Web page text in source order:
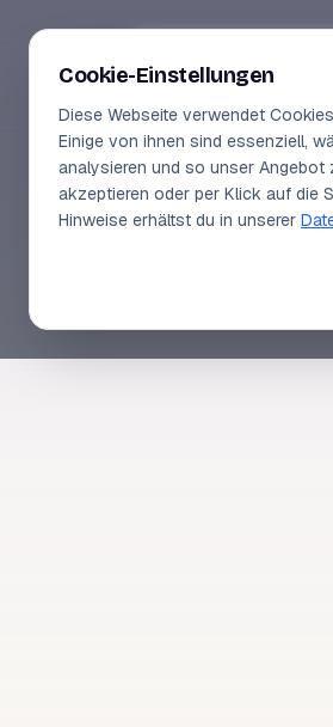
Cookie-Einstellungen
Diese Webseite verwendet
Einige von ihnen sind essenziell,
analysieren und so unser
akzeptieren oder per Klick auf die
Hinweise erhältst du in unserer